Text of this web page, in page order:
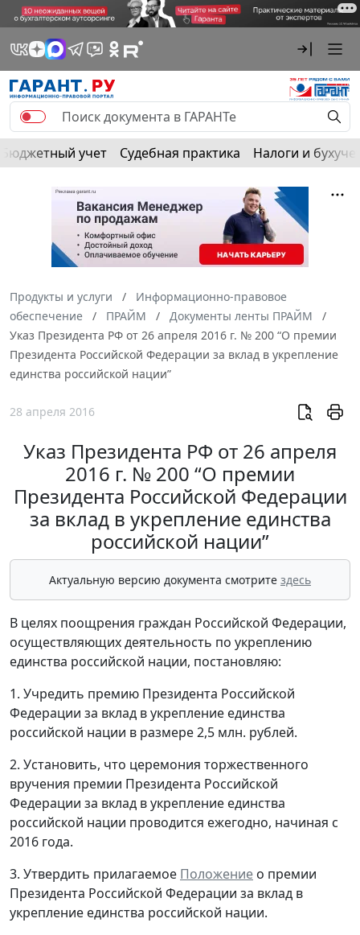
Бюджетный учет Судебная практика Налоги и
Продукты и услуги
Информационно-правовое
обеспечение
ПРАЙМ
Документы ленты ПРАЙМ
Указ Президента РФ от 26 апреля 2016 г. № 200 “О премии
Президента Российской Федерации за вклад в укрепление
единства российской нации”
28 апреля 2016
Указ Президента РФ от 26 апреля
2016 г. № 200 “О премии
Президента Российской Федерации
за вклад в укрепление единства
российской нации”
Актуальную версию документа смотрите здесь
В целях поощрения граждан Российской Федерации,
осуществляющих деятельность по укреплению
единства российской нации, постановляю:
1. Учредить премию Президента Российской
Федерации за вклад в укрепление единства
российской нации в размере 2,5 млн. рублей.
2. Установить, что церемония торжественного
вручения премии Президента Российской
Федерации за вклад в укрепление единства
российской нации проводится ежегодно, начиная с
2016 года.
3. Утвердить прилагаемое Положение о премии
Президента Российской Федерации за вклад в
укрепление единства российской нации.